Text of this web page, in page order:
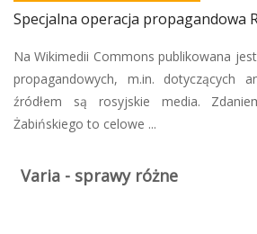
Specjalna operacja propagandowa
Na Wikimedii Commons publikowana
propagandowych, m.in. dotyczących
źródłem są rosyjskie media.
Żabińskiego to celowe ...
Varia - sprawy różne